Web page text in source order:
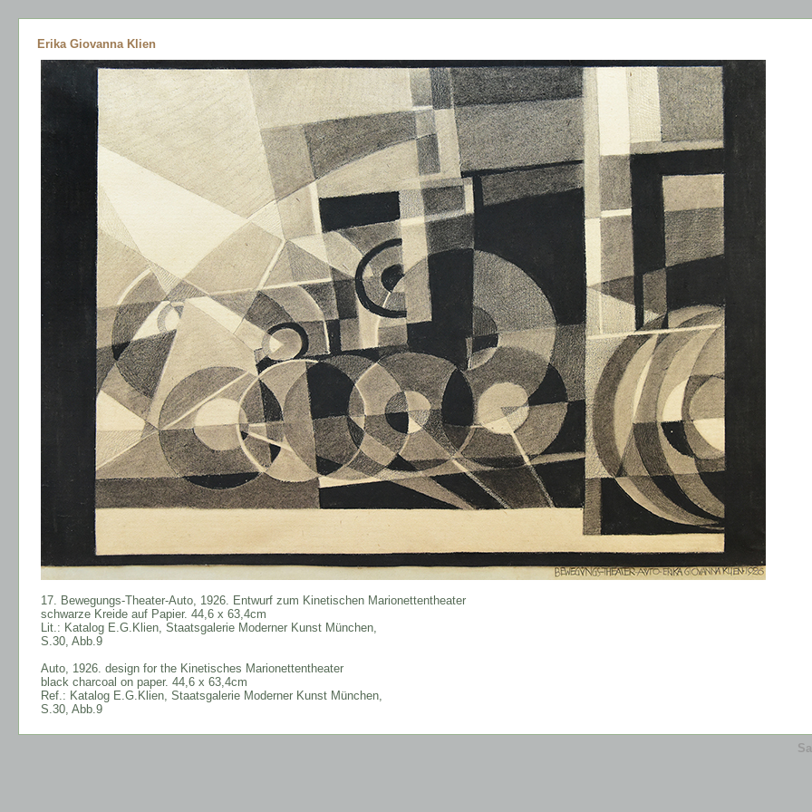
Erika Giovanna Klien
17. Bewegungs-Theater-Auto, 1926. Entwurf zum Kinetischen Marionettentheater
schwarze Kreide auf Papier. 44,6 x 63,4cm
Lit.: Katalog E.G.Klien, Staatsgalerie Moderner Kunst München,
S.30, Abb.9
Auto, 1926. design for the Kinetisches Marionettentheater
black charcoal on paper. 44,6 x 63,4cm
Ref.: Katalog E.G.Klien, Staatsgalerie Moderner Kunst München,
S.30, Abb.9